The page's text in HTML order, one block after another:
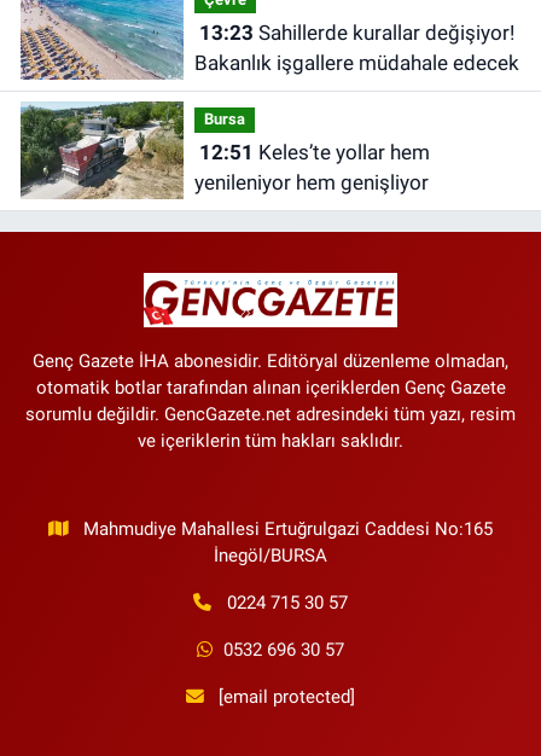
13:23
Bakanlık işgallere müdahale edecek
Bursa
12:51
yenileniyor hem genişliyor
Genç Gazete İHA abonesidir. Editöryal düzenleme olmadan,
otomatik botlar tarafından alınan içeriklerden Genç Gazete
sorumlu değildir. GencGazete.net adresindeki tüm yazı, resim
ve içeriklerin tüm hakları saklıdır.
Mahmudiye Mahallesi Ertuğrulgazi Caddesi No:165
İnegöl/BURSA
0224 715 30 57
0532 696 30 57
[email protected]